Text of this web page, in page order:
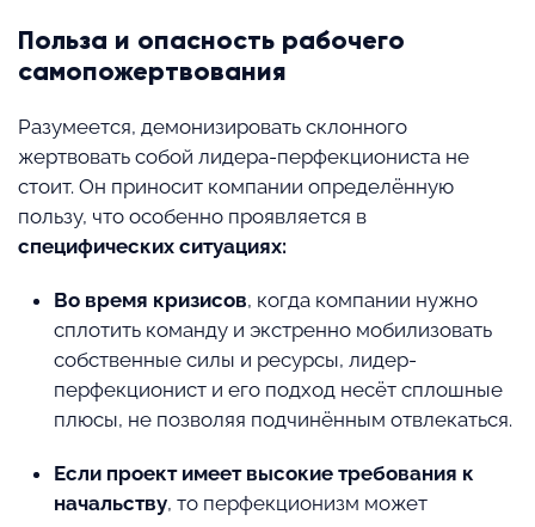
Польза и опасность рабочего
самопожертвования
Разумеется, демонизировать склонного
жертвовать собой лидера-перфекциониста не
стоит. Он приносит компании определённую
пользу, что особенно проявляется в
специфических ситуациях:
Во время кризисов, когда компании нужно
сплотить команду и экстренно мобилизовать
собственные силы и ресурсы, лидер-
перфекционист и его подход несёт сплошные
плюсы, не позволяя подчинённым отвлекаться.
Если проект имеет высокие требования к
начальству, то перфекционизм может